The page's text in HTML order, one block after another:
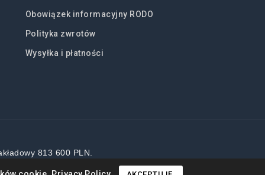
Obowiązek informacyjny RODO
Polityka zwrotów
Wysyłka i płatności
813 600 PLN.